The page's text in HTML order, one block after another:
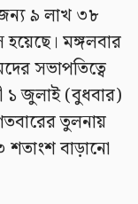
৯ লাখ ৩৮
মঙ্গলবার
সভাপতিত্বে
১ জুলাই (বুধবার)
তুলনায়
বাড়ানো